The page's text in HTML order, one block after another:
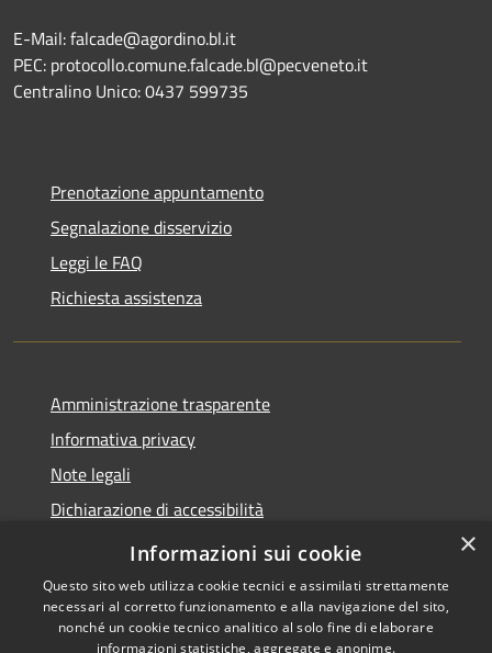
E-Mail: falcade@agordino.bl.it
PEC: protocollo.comune.falcade.bl@pecveneto.it
Centralino Unico: 0437 599735
Prenotazione appuntamento
Segnalazione disservizio
Leggi le FAQ
Richiesta assistenza
Amministrazione trasparente
Informativa privacy
Note legali
Dichiarazione di accessibilità
Dichiarazione di accessibilità App Municipium
×
Informazioni sui cookie
Questo sito web utilizza cookie tecnici e assimilati strettamente
necessari al corretto funzionamento e alla navigazione del sito,
nonché un cookie tecnico analitico al solo fine di elaborare
informazioni statistiche, aggregate e anonime.